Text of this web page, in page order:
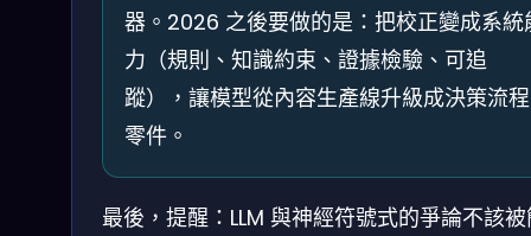
器。2026 之後要做的是：把校正變成系統
力（規則、知識約束、證據檢驗、可追
蹤），讓模型從內容生產線升級成決策流程
零件。
最後，提醒：LLM 與神經符號式的爭論不該